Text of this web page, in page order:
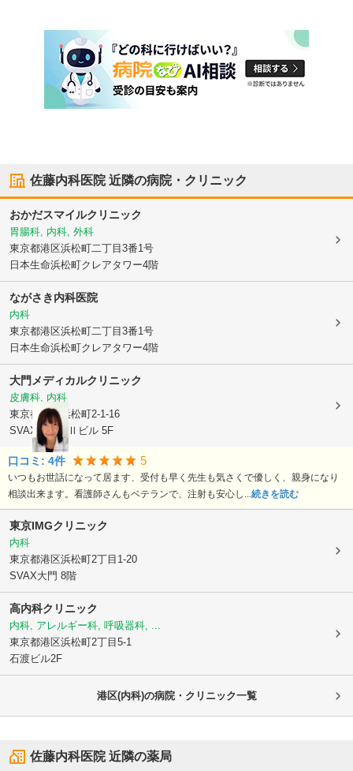
佐藤内科医院近隣の病院・クリニック
おかだスマイルクリニック
胃腸科, 内科, 外科
東京都港区浜松町二丁目3番1号
日本生命浜松町クレアタワー4階
ながさき内科医院
内科
東京都港区浜松町二丁目3番1号
日本生命浜松町クレアタワー4階
大門メディカルクリニック
皮膚科, 内科
東京都港区 浜松町2-1-16
SVAX浜松町Ⅱビル 5F
口コミ: 4件 5
いつもお世話になって居ます、受付も早く先生も気さくで優しく、親身になり
相談出来ます。看護師さんもベテランで、注射も安心し...続きを読む
東京IMGクリニック
内科
東京都港区浜松町2丁目1-20
SVAX大門 8階
高内科クリニック
内科, アレルギー科, 呼吸器科, ...
東京都港区浜松町2丁目5-1
石渡ビル2F
港区(内科)の病院・クリニック一覧
佐藤内科医院近隣の薬局